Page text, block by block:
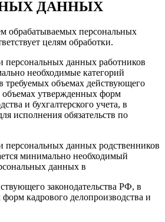
ДАННЫХ
обрабатываемых персональных
целям обработки.
персональных данных работников
необходимые категорий
требуемых объемах действующего
объемах утвержденных форм
и бухгалтерского учета, в
исполнения обязательств по
персональных данных родственников
минимально необходимый
данных в
законодательства РФ, в
кадрового делопроизводства и